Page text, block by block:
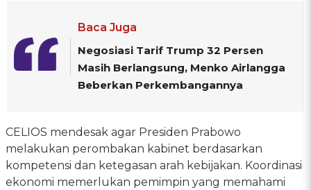
Baca Juga
Negosiasi Tarif Trump 32 Persen
Masih Berlangsung, Menko Airlangga
Beberkan Perkembangannya
CELIOS mendesak agar Presiden Prabowo
melakukan perombakan kabinet berdasarkan
kompetensi dan ketegasan arah kebijakan. Koordinasi
ekonomi memerlukan pemimpin yang memahami